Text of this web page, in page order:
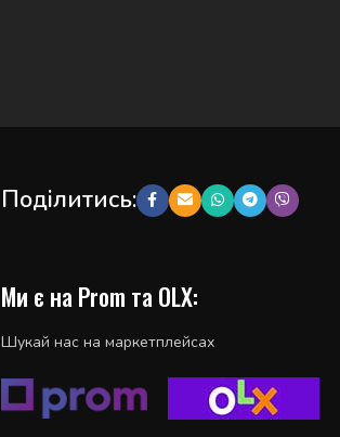
Поділитись:
Ми є на Prom та OLX:
Шукай нас на маркетплейсах